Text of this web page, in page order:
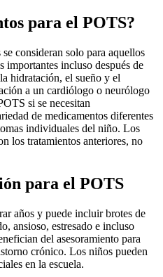
para el POTS?
consideran solo para aquellos
importantes incluso después de
hidratación, el sueño y el
a un cardiólogo o neurólogo
si se necesitan
de medicamentos diferentes
individuales del niño. Los
los tratamientos anteriores, no
para el POTS
años y puede incluir brotes de
ansioso, estresado e incluso
del asesoramiento para
crónico. Los niños pueden
en la escuela.